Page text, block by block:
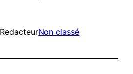
RedacteurNon classé